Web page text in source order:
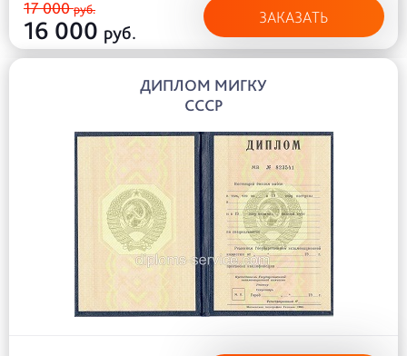
17 000руб.
16 000 руб.
ЗАКАЗАТЬ
ДИПЛОМ МИГКУ
СССР